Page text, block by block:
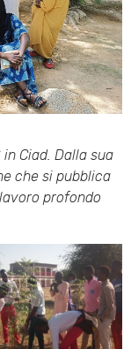
Ciad. Dalla sua
che si pubblica
profondo